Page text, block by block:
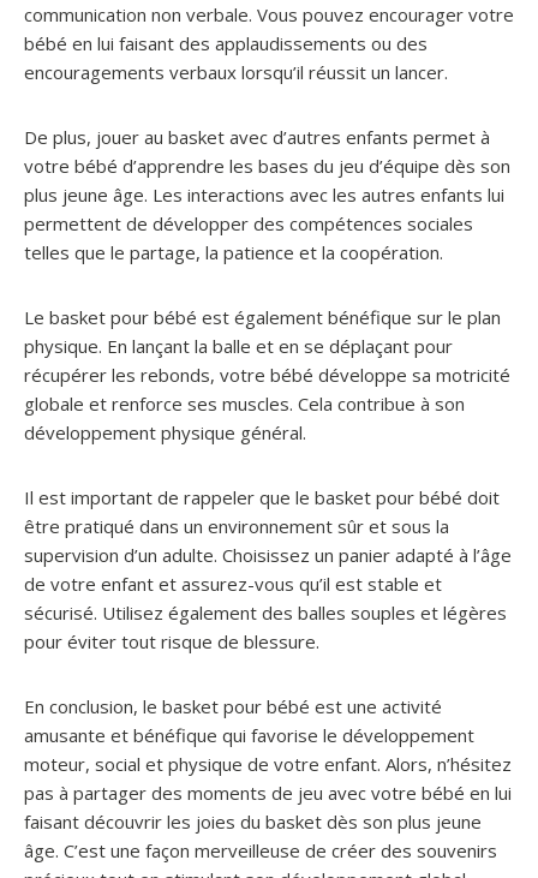
communication non verbale. Vous pouvez encourager votre
bébé en lui faisant des applaudissements ou des
encouragements verbaux lorsqu’il réussit un lancer.
De plus, jouer au basket avec d’autres enfants permet à
votre bébé d’apprendre les bases du jeu d’équipe dès son
plus jeune âge. Les interactions avec les autres enfants lui
permettent de développer des compétences sociales
telles que le partage, la patience et la coopération.
Le basket pour bébé est également bénéfique sur le plan
physique. En lançant la balle et en se déplaçant pour
récupérer les rebonds, votre bébé développe sa motricité
globale et renforce ses muscles. Cela contribue à son
développement physique général.
Il est important de rappeler que le basket pour bébé doit
être pratiqué dans un environnement sûr et sous la
supervision d’un adulte. Choisissez un panier adapté à l’âge
de votre enfant et assurez-vous qu’il est stable et
sécurisé. Utilisez également des balles souples et légères
pour éviter tout risque de blessure.
En conclusion, le basket pour bébé est une activité
amusante et bénéfique qui favorise le développement
moteur, social et physique de votre enfant. Alors, n’hésitez
pas à partager des moments de jeu avec votre bébé en lui
faisant découvrir les joies du basket dès son plus jeune
âge. C’est une façon merveilleuse de créer des souvenirs